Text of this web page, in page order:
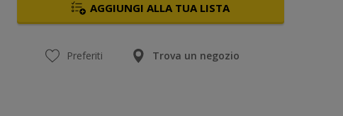
AGGIUNGI ALLA TUA LISTA
Preferiti Trova un negozio